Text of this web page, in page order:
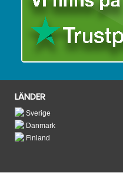
LÄNDER
Sverige
Danmark
Finland